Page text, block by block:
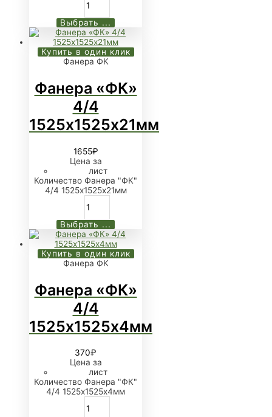
Выбрать ...
Купить в один клик
Фанера ФК
Фанера «ФК»
4/4
1525х1525х21мм
1655₽
Цена за
лист
Количество Фанера "ФК"
4/4 1525х1525х21мм
Выбрать ...
Купить в один клик
Фанера ФК
Фанера «ФК»
4/4
1525х1525х4мм
370₽
Цена за
лист
Количество Фанера "ФК"
4/4 1525х1525х4мм